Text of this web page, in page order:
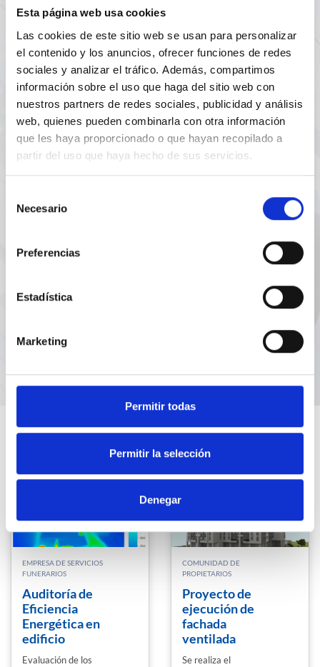
Esta página web usa cookies
Las cookies de este sitio web se usan para personalizar
el contenido y los anuncios, ofrecer funciones de redes
sociales y analizar el tráfico. Además, compartimos
información sobre el uso que haga del sitio web con
nuestros partners de redes sociales, publicidad y análisis
web, quienes pueden combinarla con otra información
que les haya proporcionado o que hayan recopilado a
partir del uso que haya hecho de sus servicios.
Necesario
Preferencias
Estadística
Marketing
Permitir todas
Permitir la selección
Denegar
Edificación
Elaboraciones de estudios y análisis sobre una estructura existente.
Nuestros Casos de éxito
EMPRESA DE SERVICIOS
FUNERARIOS
Auditoría de
Eficiencia
Energética en
edificio
Evaluación de los
COMUNIDAD DE
PROPIETARIOS
Proyecto de
ejecución de
fachada
ventilada
Se realiza el